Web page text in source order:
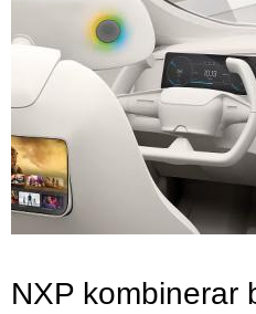
NXP kombinerar